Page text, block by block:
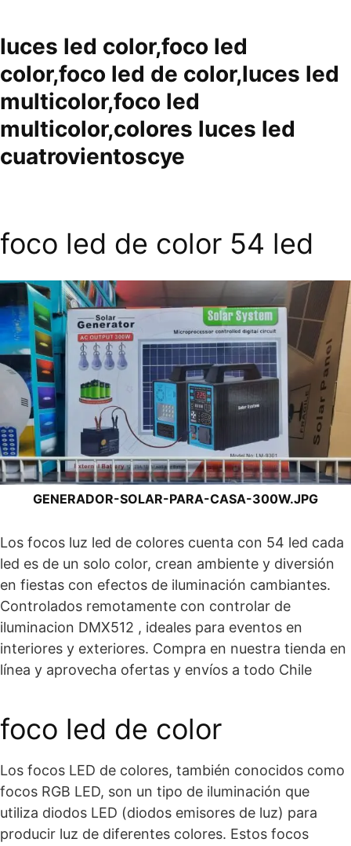
luces led color,foco led
color,foco led de color,luces led
multicolor,foco led
multicolor,colores luces led
cuatrovientoscye
foco led de color 54 led
GENERADOR-SOLAR-PARA-CASA-300W.JPG
Los focos luz led de colores cuenta con 54 led cada
led es de un solo color, crean ambiente y diversión
en fiestas con efectos de iluminación cambiantes.
Controlados remotamente con controlar de
iluminacion DMX512 , ideales para eventos en
interiores y exteriores. Compra en nuestra tienda en
línea y aprovecha ofertas y envíos a todo Chile
foco led de color
Los focos LED de colores, también conocidos como
focos RGB LED, son un tipo de iluminación que
utiliza diodos LED (diodos emisores de luz) para
producir luz de diferentes colores. Estos focos